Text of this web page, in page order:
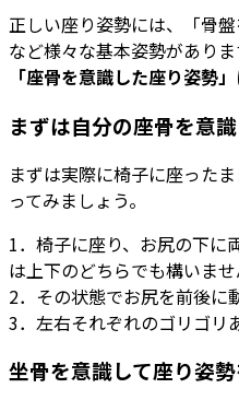
正しい座り姿勢には、「骨
など様々な基本姿勢がありま
「座骨を意識した座り姿勢
まずは自分の座骨を意
まずは実際に椅子に座った
ってみましょう。
1．椅子に座り、お尻の下に
は上下のどちらでも構いませ
2．その状態でお尻を前後に
3．左右それぞれのゴリゴリ
坐骨を意識して座り姿